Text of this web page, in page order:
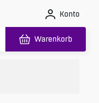
Konto
Warenkorb